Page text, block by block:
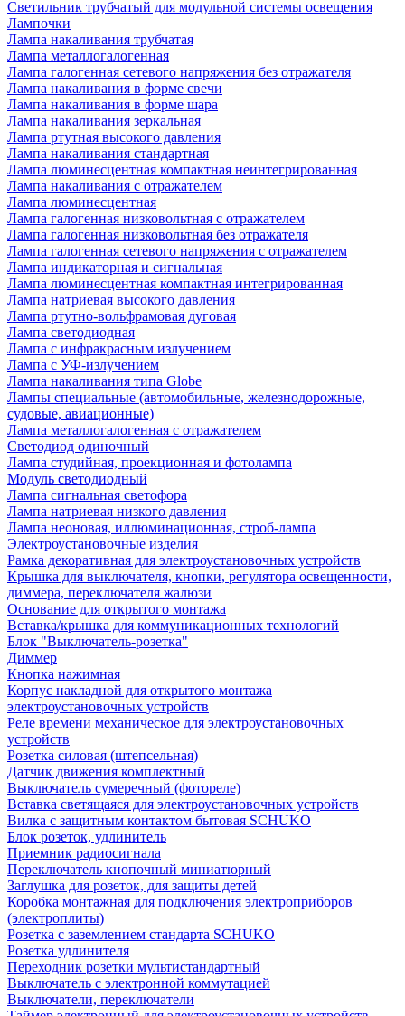
Светильник трубчатый для модульной системы освещения
Лампочки
Лампа накаливания трубчатая
Лампа металлогалогенная
Лампа галогенная сетевого напряжения без отражателя
Лампа накаливания в форме свечи
Лампа накаливания в форме шара
Лампа накаливания зеркальная
Лампа ртутная высокого давления
Лампа накаливания стандартная
Лампа люминесцентная компактная неинтегрированная
Лампа накаливания с отражателем
Лампа люминесцентная
Лампа галогенная низковольтная с отражателем
Лампа галогенная низковольтная без отражателя
Лампа галогенная сетевого напряжения с отражателем
Лампа индикаторная и сигнальная
Лампа люминесцентная компактная интегрированная
Лампа натриевая высокого давления
Лампа ртутно-вольфрамовая дуговая
Лампа светодиодная
Лампа с инфракрасным излучением
Лампа с УФ-излучением
Лампа накаливания типа Globe
Лампы специальные (автомобильные, железнодорожные,
судовые, авиационные)
Лампа металлогалогенная с отражателем
Светодиод одиночный
Лампа студийная, проекционная и фотолампа
Модуль светодиодный
Лампа сигнальная светофора
Лампа натриевая низкого давления
Лампа неоновая, иллюминационная, строб-лампа
Электроустановочные изделия
Рамка декоративная для электроустановочных устройств
Крышка для выключателя, кнопки, регулятора освещенности,
диммера, переключателя жалюзи
Основание для открытого монтажа
Вставка/крышка для коммуникационных технологий
Блок "Выключатель-розетка"
Диммер
Кнопка нажимная
Корпус накладной для открытого монтажа
электроустановочных устройств
Реле времени механическое для электроустановочных
устройств
Розетка силовая (штепсельная)
Датчик движения комплектный
Выключатель сумеречный (фотореле)
Вставка светящаяся для электроустановочных устройств
Вилка с защитным контактом бытовая SCHUKO
Блок розеток, удлинитель
Приемник радиосигнала
Переключатель кнопочный миниатюрный
Заглушка для розеток, для защиты детей
Коробка монтажная для подключения электроприборов
(электроплиты)
Розетка с заземлением стандарта SCHUKO
Розетка удлинителя
Переходник розетки мультистандартный
Выключатель с электронной коммутацией
Выключатели, переключатели